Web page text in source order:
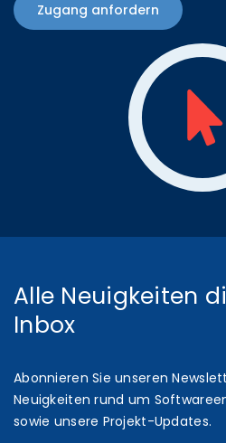
Zugang anfordern
Alle Neuigkeiten
Inbox
Abonnieren Sie unseren
Neuigkeiten rund um
sowie unsere Projekt-Updates.